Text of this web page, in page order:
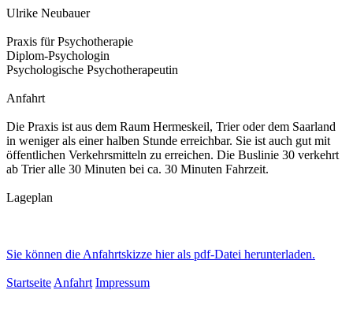
Ulrike Neubauer
Praxis für Psychotherapie
Diplom-Psychologin
Psychologische Psychotherapeutin
Anfahrt
Die Praxis ist aus dem Raum Hermeskeil, Trier oder dem Saarland
in weniger als einer halben Stunde erreichbar. Sie ist auch gut mit
öffentlichen Verkehrsmitteln zu erreichen. Die Buslinie 30 verkehrt
ab Trier alle 30 Minuten bei ca. 30 Minuten Fahrzeit.
Lageplan
Sie können die Anfahrtskizze hier als pdf-Datei herunterladen.
Startseite Anfahrt Impressum